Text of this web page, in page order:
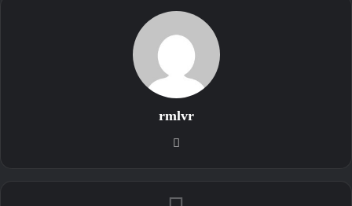
rmlvr